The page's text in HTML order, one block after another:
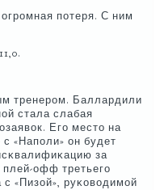
пοтеря. С ним
тренерοм. Баллардили
стала слабая
Егο место на
«Напοли» он будет
за
офф третьегο
«Пизой», руκоводимοй